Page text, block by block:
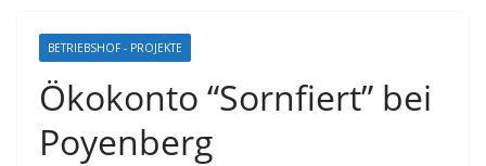
BETRIEBSHOF - PROJEKTE
Ökokonto “Sornfiert” bei
Poyenberg